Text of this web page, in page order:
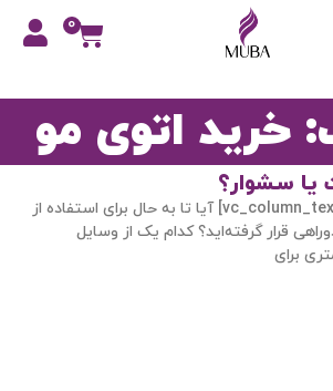
0
خرید اتوی مو
یا سشوار؟
[vc_row][vc_column][vc_column_text] آیا تا به حال برای استفاده از
قرار گرفته‌اید؟ کدام یک از وسایل
برای